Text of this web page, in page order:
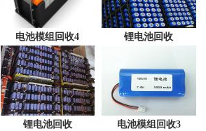
电池模组回收4 锂电池回收
锂电池回收 电池模组回收3